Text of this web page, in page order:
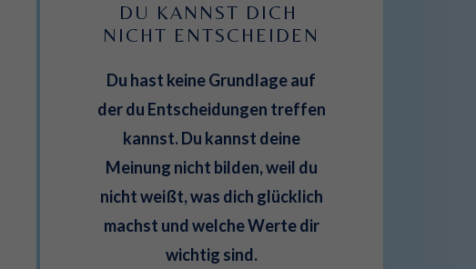
DU KANNST DICH
NICHT ENTSCHEIDEN
Du hast keine Grundlage auf
der du Entscheidungen treffen
kannst. Du kannst deine
Meinung nicht bilden, weil du
nicht weißt, was dich glücklich
machst und welche Werte dir
wichtig sind.